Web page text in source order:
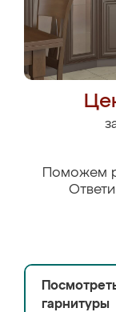
Поможем
гарнитуры